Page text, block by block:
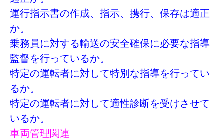
運行指示書の作成、指示、携行、保存は適正
か。
乗務員に対する輸送の安全確保に必要な指導
監督を行っているか。
特定の運転者に対して特別な指導を行ってい
るか。
特定の運転者に対して適性診断を受けさせて
いるか。
車両管理関連